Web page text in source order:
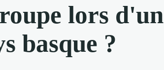
lors d'un
basque ?